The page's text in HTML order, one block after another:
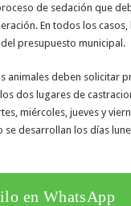
de sedación que
En todos los
presupuesto municipal.
animales deben solicitar
dos lugares de
miércoles, jueves y
desarrollan los días
en WhatsApp